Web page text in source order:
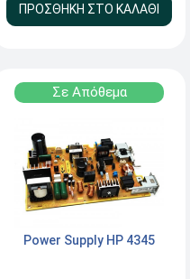
ΠΡΟΣΘΗΚΗ ΣΤΟ ΚΑΛΑΘΙ
Σε Απόθεμα
Power Supply HP 4345